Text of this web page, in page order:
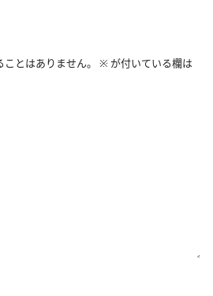
とはありません。 ※ が付いている欄は